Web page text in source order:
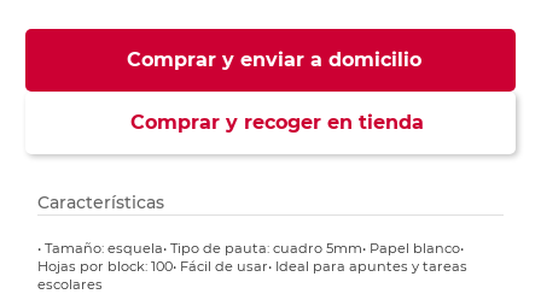
Comprar y enviar a domicilio
Comprar y recoger en tienda
Características
• Tamaño: esquela• Tipo de pauta: cuadro 5mm• Papel blanco•
Hojas por block: 100• Fácil de usar• Ideal para apuntes y tareas
escolares